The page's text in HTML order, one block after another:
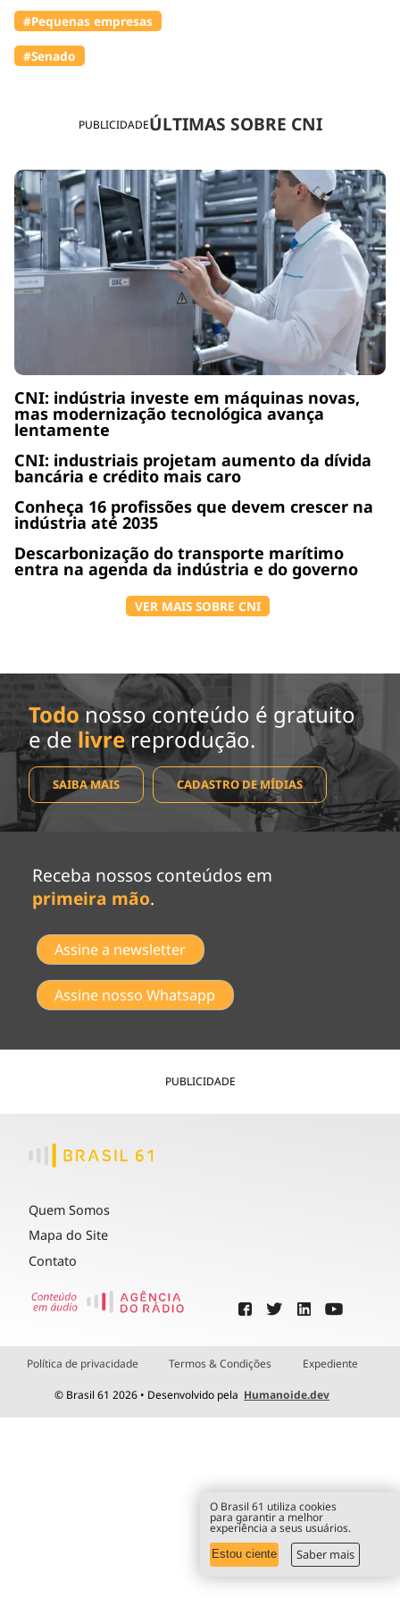
PUBLICIDADEÚLTIMAS SOBRE CNI
CNI: indústria investe em máquinas novas,
mas modernização tecnológica avança
lentamente
CNI: industriais projetam aumento da dívida
bancária e crédito mais caro
Conheça 16 profissões que devem crescer na
indústria até 2035
Descarbonização do transporte marítimo
entra na agenda da indústria e do governo
VER MAIS SOBRE CNI
#Pequenas empresas
#Senado
Todo nosso conteúdo é gratuito
e de livrereprodução.
SAIBA MAIS CADASTRO DE MÍDIAS
Receba nossos conteúdos em
primeira mão.
Assine a newsletter
Assine nosso Whatsapp
PUBLICIDADE
Quem Somos
Mapa do Site
Contato
Política de privacidade Termos & Condições Expediente
© Brasil 61 2026 • Desenvolvido pela Humanoide.dev
O Brasil 61 utiliza cookies
para garantir a melhor
experiência a seus usuários.
Estou ciente Saber mais